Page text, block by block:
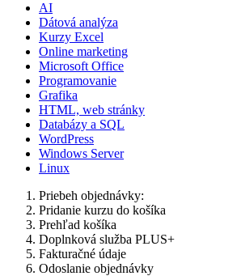
AI
Dátová analýza
Kurzy Excel
Online marketing
Microsoft Office
Programovanie
Grafika
HTML, web stránky
Databázy a SQL
WordPress
Windows Server
Linux
Priebeh objednávky:
Pridanie kurzu do košíka
Prehľad košíka
Doplnková služba PLUS+
Fakturačné údaje
Odoslanie objednávky